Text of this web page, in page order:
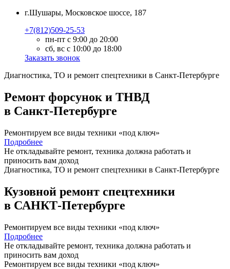
г.Шушары, Московское шоссе, 187
+7(812)509-25-53
пн-пт с 9:00 до 20:00
сб, вс с 10:00 до 18:00
Заказать звонок
Диагностика, ТО и ремонт спецтехники в Санкт-Петербурге
Ремонт форсунок и ТНВД
в Санкт-Петербурге
Ремонтируем все виды техники «под ключ»
Подробнее
Не откладывайте ремонт, техника должна работать и
приносить вам доход
Диагностика, ТО и ремонт спецтехники в Санкт-Петербурге
Кузовной ремонт спецтехники
в САНКТ-Петербурге
Ремонтируем все виды техники «под ключ»
Подробнее
Не откладывайте ремонт, техника должна работать и
приносить вам доход
Ремонтируем все виды техники «под ключ»